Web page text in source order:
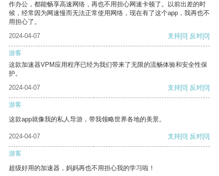
作办公，都能畅享高速网络，再也不用担心网速卡顿了。以前出差的时
候，经常因为网速慢而无法正常使用网络，现在有了这个app，我再也不
用担心了。
2024-04-07
支持[0] 反对[0]
游客
这款加速器VPM应用程序已经为我们带来了无限的流畅体验和安全性保
护。
2024-04-07
支持[0] 反对[0]
游客
这款app就像我的私人导游，带我领略世界各地的美景。
2024-04-07 支持[0] 反对[0]
游客
超级好用的加速器，妈妈再也不用担心我的学习啦！